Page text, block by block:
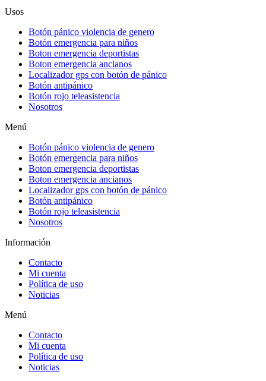
Usos
Botón pánico violencia de genero
Botón emergencia para niños
Boton emergencia deportistas
Boton emergencia ancianos
Localizador gps con botón de pánico
Botón antipánico
Botón rojo teleasistencia
Nosotros
Menú
Botón pánico violencia de genero
Botón emergencia para niños
Boton emergencia deportistas
Boton emergencia ancianos
Localizador gps con botón de pánico
Botón antipánico
Botón rojo teleasistencia
Nosotros
Información
Contacto
Mi cuenta
Política de uso
Noticias
Menú
Contacto
Mi cuenta
Política de uso
Noticias